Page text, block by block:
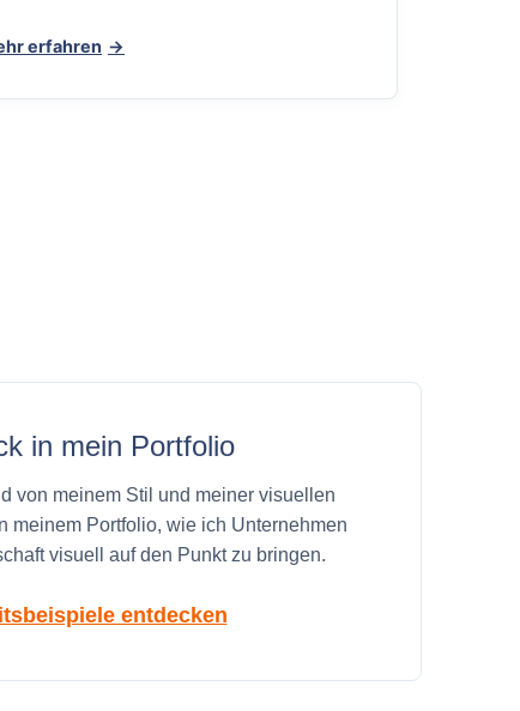
erfahren
in mein Portfolio
von meinem Stil und meiner visuellen
meinem Portfolio, wie ich Unternehmen
visuell auf den Punkt zu bringen.
entdecken